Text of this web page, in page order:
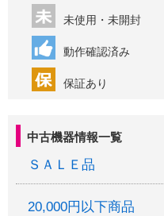
中古機器情報一覧
ＳＡＬＥ品
20,000円以下商品
未使用・未開封
動作確認済み
保証あり